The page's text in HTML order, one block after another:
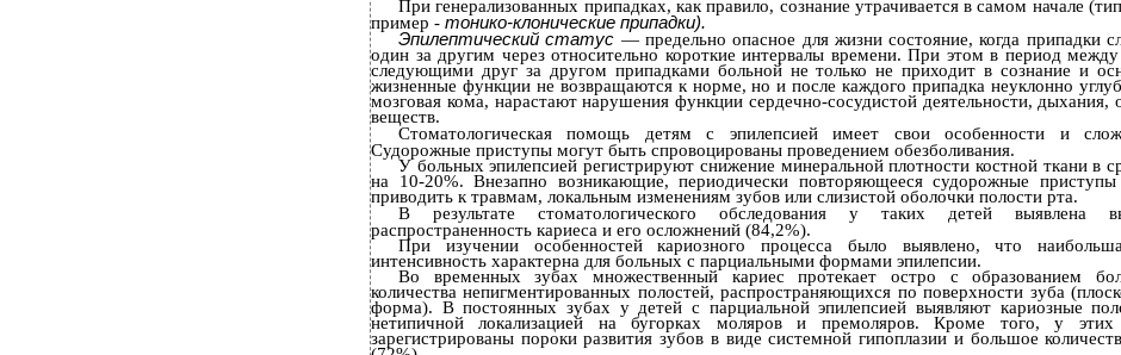
При генерализованных припадках, как правило, сознание утрачивается в самом начале
пример - тонико-клонические припадки).
Эпилептический статус — предельно опасное для жизни состояние, когда припадки
один за другим через относительно короткие интервалы времени. При этом в период
следующими друг за другом припадками больной не только не приходит в сознание и
жизненные функции не возвращаются к норме, но и после каждого припадка неуклонно
мозговая кома, нарастают нарушения функции сердечно-сосудистой деятельности, дыхания,
веществ.
Стоматологическая помощь детям с эпилепсией имеет свои особенности и
Судорожные приступы могут быть спровоцированы проведением обезболивания.
У больных эпилепсией регистрируют снижение минеральной плотности костной ткани в
на 10-20%. Внезапно возникающие, периодически повторяющееся судорожные
приводить к травмам, локальным изменениям зубов или слизистой оболочки полости рта.
В результате стоматологического обследования у таких детей выявлена
распространенность кариеса и его осложнений (84,2%).
При изучении особенностей кариозного процесса было выявлено, что
интенсивность характерна для больных с парциальными формами эпилепсии.
Во временных зубах множественный кариес протекает остро с образованием
количества непигментированных полостей, распространяющихся по поверхности зуба
форма). В постоянных зубах у детей с парциальной эпилепсией выявляют кариозные
нетипичной локализацией на бугорках моляров и премоляров. Кроме того, у этих
зарегистрированы пороки развития зубов в виде системной гипоплазии и большое